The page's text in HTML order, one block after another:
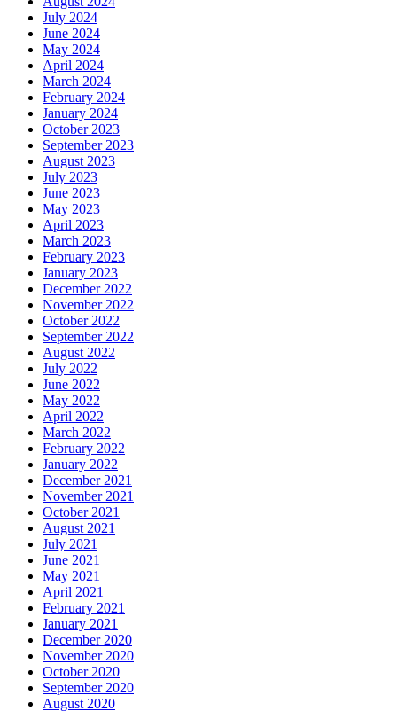
July 2024
June 2024
May 2024
April 2024
March 2024
February 2024
January 2024
October 2023
September 2023
August 2023
July 2023
June 2023
May 2023
April 2023
March 2023
February 2023
January 2023
December 2022
November 2022
October 2022
September 2022
August 2022
July 2022
June 2022
May 2022
April 2022
March 2022
February 2022
January 2022
December 2021
November 2021
October 2021
August 2021
July 2021
June 2021
May 2021
April 2021
February 2021
January 2021
December 2020
November 2020
October 2020
September 2020
August 2020